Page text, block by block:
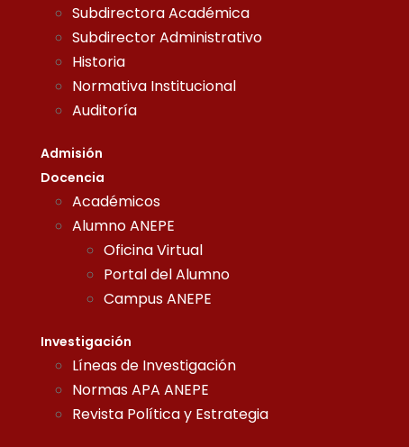
Subdirectora Académica
Subdirector Administrativo
Historia
Normativa Institucional
Auditoría
Admisión
Docencia
Académicos
Alumno ANEPE
Oficina Virtual
Portal del Alumno
Campus ANEPE
Investigación
Líneas de Investigación
Normas APA ANEPE
Revista Política y Estrategia